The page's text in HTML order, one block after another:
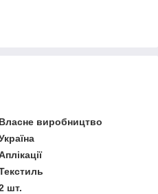
Власне виробництво
шт.